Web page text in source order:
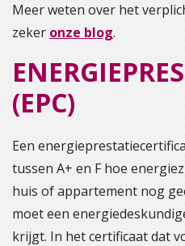
Meer weten over het
zeker onze blog.
(EPC)
Een
tussen A+ en F hoe
huis of appartement nog
moet een
krijgt. In het certificaat dat